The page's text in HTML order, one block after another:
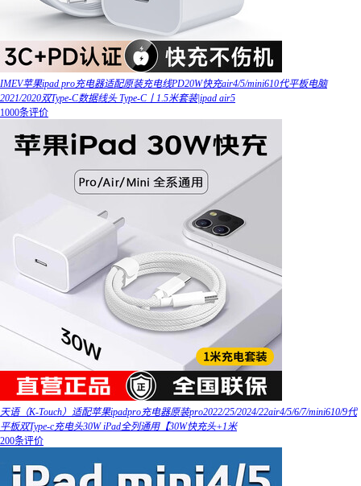
IMEV苹果ipad pro充电器适配原装充电线PD20W快充air4/5/mini610代平板电脑
2021/2020双Type-C数据线头 Type-C丨1.5米套装|ipad air5
1000条评价
天语（K-Touch）适配苹果ipadpro充电器原装pro2022/25/2024/22air4/5/6/7/mini610/9代
平板双Type-c充电头30W iPad全列通用【30W快充头+1米
200条评价